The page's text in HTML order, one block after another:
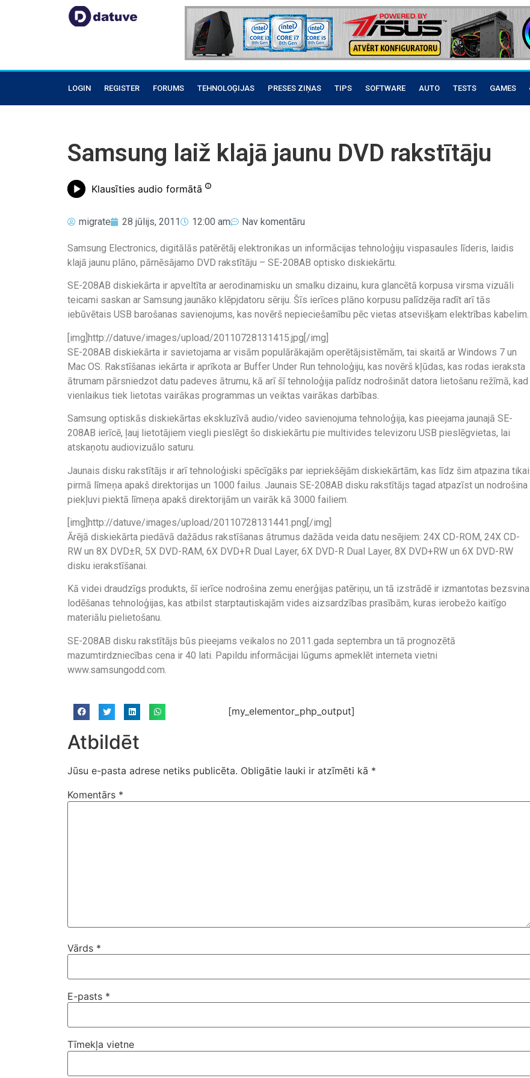
LOGIN REGISTER FORUMS TEHNOLOĢIJAS PRESES ZIŅAS TIPS SOFTWARE AUTO TESTS GAMES
Samsung laiž klajā jaunu DVD rakstītāju
Klausīties audio formātā
migrate 28 jūlijs, 2011 12:00 am Nav komentāru
Samsung Electronics, digitālās patērētāj elektronikas un informācijas tehnoloģiju vispasaules līderis, laidis
klajā jaunu plāno, pārnēsājamo DVD rakstītāju – SE-208AB optisko diskiekārtu.
SE-208AB diskiekārta ir apveltīta ar aerodinamisku un smalku dizainu, kura glancētā korpusa virsma vizuāli
teicami saskan ar Samsung jaunāko klēpjdatoru sēriju. Šīs ierīces plāno korpusu palīdzēja radīt arī tās
iebūvētais USB barošanas savienojums, kas novērš nepieciešamību pēc vietas atsevišķam elektrības kabelim.
[img]http://datuve/images/upload/20110728131415.jpg[/img]
SE-208AB diskiekārta ir savietojama ar visām populārākajām operētājsistēmām, tai skaitā ar Windows 7 un
Mac OS. Rakstīšanas iekārta ir aprīkota ar Buffer Under Run tehnoloģiju, kas novērš kļūdas, kas rodas ieraksta
ātrumam pārsniedzot datu padeves ātrumu, kā arī šī tehnoloģija palīdz nodrošināt datora lietošanu režīmā, kad
vienlaikus tiek lietotas vairākas programmas un veiktas vairākas darbības.
Samsung optiskās diskiekārtas ekskluzīvā audio/video savienojuma tehnoloģija, kas pieejama jaunajā SE-
208AB ierīcē, ļauj lietotājiem viegli pieslēgt šo diskiekārtu pie multivides televizoru USB pieslēgvietas, lai
atskaņotu audiovizuālo saturu.
Jaunais disku rakstītājs ir arī tehnoloģiski spēcīgāks par iepriekšējām diskiekārtām, kas līdz šim atpazina tikai
pirmā līmeņa apakš direktorijas un 1000 failus. Jaunais SE-208AB disku rakstītājs tagad atpazīst un nodrošina
piekļuvi piektā līmeņa apakš direktorijām un vairāk kā 3000 failiem.
[img]http://datuve/images/upload/20110728131441.png[/img]
Ārējā diskiekārta piedāvā dažādus rakstīšanas ātrumus dažāda veida datu nesējiem: 24X CD-ROM, 24X CD-
RW un 8X DVD±R, 5X DVD-RAM, 6X DVD+R Dual Layer, 6X DVD-R Dual Layer, 8X DVD+RW un 6X DVD-RW
disku ierakstīšanai.
Kā videi draudzīgs produkts, šī ierīce nodrošina zemu enerģijas patēriņu, un tā izstrādē ir izmantotas bezsvina
lodēšanas tehnoloģijas, kas atbilst starptautiskajām vides aizsardzības prasībām, kuras ierobežo kaitīgo
materiālu pielietošanu.
SE-208AB disku rakstītājs būs pieejams veikalos no 2011.gada septembra un tā prognozētā
mazumtirdzniecības cena ir 40 lati. Papildu informācijai lūgums apmeklēt interneta vietni
www.samsungodd.com.
[my_elementor_php_output]
Atbildēt
Jūsu e-pasta adrese netiks publicēta. Obligātie lauki ir atzīmēti kā *
Komentārs *
Vārds *
E-pasts *
Tīmekļa vietne